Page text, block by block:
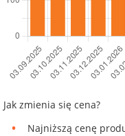
Jak zmienia się cena?
Najniższą cenę